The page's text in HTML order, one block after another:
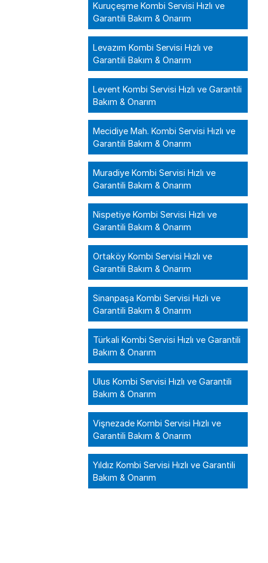
Kuruçeşme Kombi Servisi Hızlı ve
Garantili Bakım & Onarım
Levazım Kombi Servisi Hızlı ve
Garantili Bakım & Onarım
Levent Kombi Servisi Hızlı ve Garantili
Bakım & Onarım
Mecidiye Mah. Kombi Servisi Hızlı ve
Garantili Bakım & Onarım
Muradiye Kombi Servisi Hızlı ve
Garantili Bakım & Onarım
Nispetiye Kombi Servisi Hızlı ve
Garantili Bakım & Onarım
Ortaköy Kombi Servisi Hızlı ve
Garantili Bakım & Onarım
Sinanpaşa Kombi Servisi Hızlı ve
Garantili Bakım & Onarım
Türkali Kombi Servisi Hızlı ve Garantili
Bakım & Onarım
Ulus Kombi Servisi Hızlı ve Garantili
Bakım & Onarım
Vişnezade Kombi Servisi Hızlı ve
Garantili Bakım & Onarım
Yıldız Kombi Servisi Hızlı ve Garantili
Bakım & Onarım